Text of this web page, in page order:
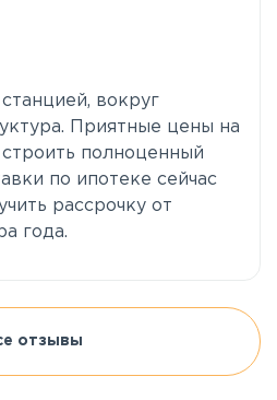
вокруг
Приятные цены на
полноценный
по ипотеке сейчас
рассрочку от
года.
отзывы